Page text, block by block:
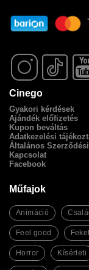
Cinego
Gyakori kérdések
Ajándék előfizetés
Kupon beváltás
Adatkezelési
Általános
Kapcsolat
Facebook
Műfajok
Animáció
Feel good
Horror Kísérleti